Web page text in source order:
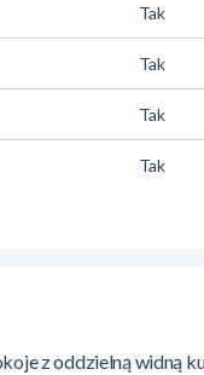
Tak
Tak
Tak
Tak
z oddzielną widną